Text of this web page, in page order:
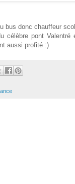
bus donc chauffeur
célèbre pont
aussi profité :)